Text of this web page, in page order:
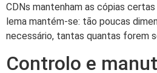
CDNs mantenham as cópias
lema mantém-se: tão poucas
necessário, tantas quantas forem
Controlo e